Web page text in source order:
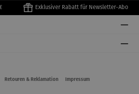
Exklusiver Rabatt für Newsletter-Abo
Retouren & Reklamation Impressum